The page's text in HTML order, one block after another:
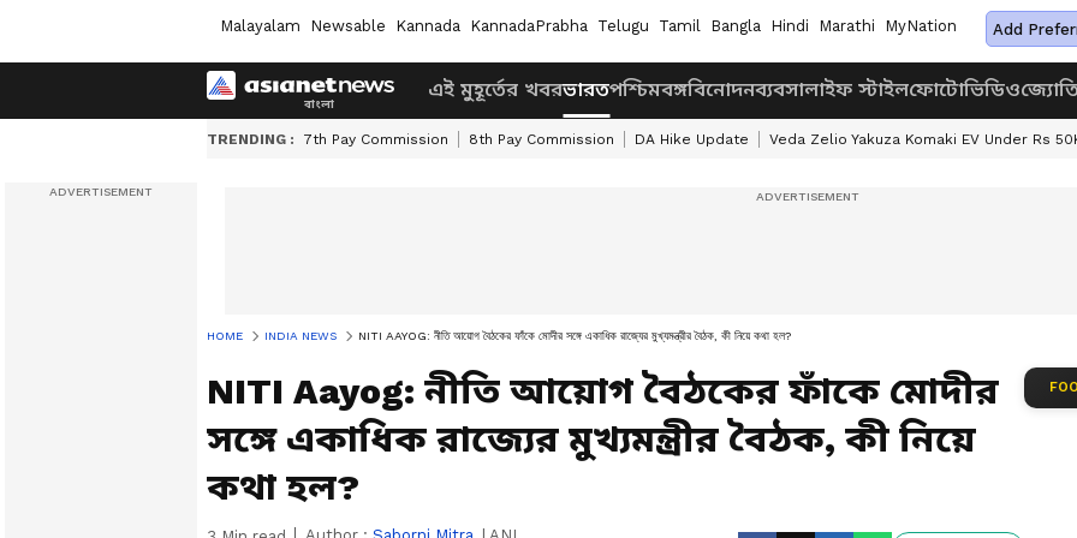
Malayalam Newsable Kannada KannadaPrabha Telugu Tamil Bangla Hindi Marathi MyNation Add
এই মুহূর্তের খবরভারতপশ্চিমবঙ্গবিনোদনব্যবসালাইফ স্টাইলফোটোভিডিও
TRENDING : 7th Pay Commission 8th Pay Commission DA Hike Update Veda Zelio Yakuza Komaki EV Under Rs
HOME INDIA NEWS NITI AAYOG: নীতি আয়োগ বৈঠকের ফাঁকে মোদীর সঙ্গে একাধিক রাজ্যের মুখ্যমন্ত্রীর বৈঠক, কী নিয়ে কথা হল?
NITI Aayog: নীতি আয়োগ বৈঠকের ফাঁকে মোদীর
সঙ্গে একাধিক রাজ্যের মুখ্যমন্ত্রীর বৈঠক, কী নিয়ে
কথা হল?